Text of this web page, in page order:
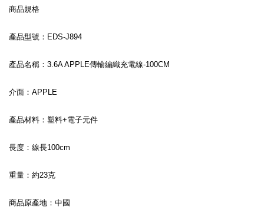
商品規格
產品型號：EDS-J894
產品名稱：3.6A APPLE傳輸編織充電線-100CM
介面：APPLE
產品材料：塑料+電子元件
長度：線長100cm
重量：約23克
商品原產地：中國